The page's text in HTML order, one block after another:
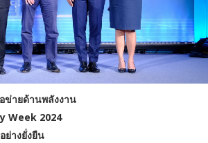
ข่ายด้านพลังงาน
Week 2024
ย่างยั่งยืน